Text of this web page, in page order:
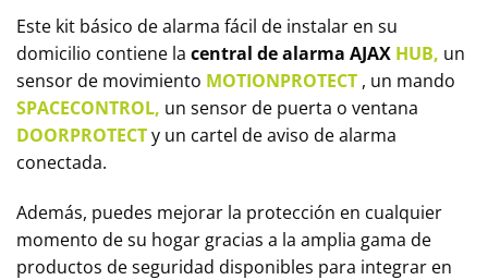
Este kit básico de alarma fácil de instalar en su
domicilio contiene la central de alarma AJAX HUB, un
sensor de movimiento MOTIONPROTECT , un mando
SPACECONTROL, un sensor de puerta o ventana
DOORPROTECTy un cartel de aviso de alarma
conectada.
Además, puedes mejorar la protección en cualquier
momento de su hogar gracias a la amplia gama de
productos de seguridad disponibles para integrar en